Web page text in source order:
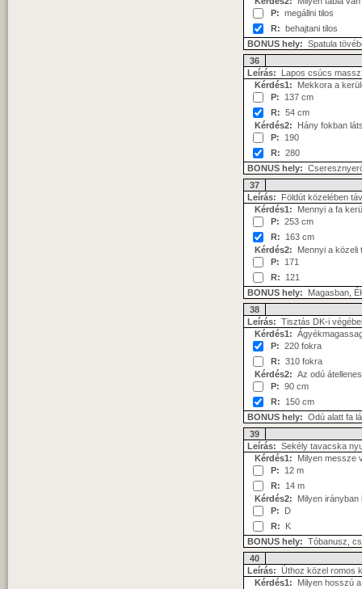
P: megállni tilos
R: behajtani tilos
BONUS hely: Spatula
36
Leírás: Lapos csúcs
Kérdés1: Mekkora a
P: 137 cm
R: 54 cm
Kérdés2: Hány fokban
P: 190
R: 280
BONUS hely:
37
Leírás: Földút közelében
Kérdés1: Mennyi a fa
P: 253 cm
R: 163 cm
Kérdés2: Mennyi a közeli
P: 171
R: 121
BONUS hely: Magasban,
38
Leírás: Tisztás DK-i
Kérdés1:
P: 220 fokra
R: 310 fokra
Kérdés2: Az odú
P: 90 cm
R: 150 cm
BONUS hely: Odú alatt fa
39
Leírás: Sekély tavacska
Kérdés1: Milyen messze
P: 12 m
R: 14 m
Kérdés2: Milyen
P: D
R: K
BONUS hely: Tóbanusz,
40
Leírás: Úthoz közel romos
Kérdés1: Milyen hosszú